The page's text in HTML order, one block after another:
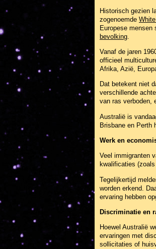
Historisch gezien
zogenoemde
Europese mensen
bevolking
Vanaf de jaren
officieel
Afrika, Azië,
Dat betekent niet
verschillende
van ras verboden,
Australië is
Brisbane en Perth
Werk en
Veel immigranten
kwalificaties
Tegelijkertijd
worden erkend.
ervaring hebben
Discriminatie en
Hoewel Australië
ervaringen met
sollicitaties of